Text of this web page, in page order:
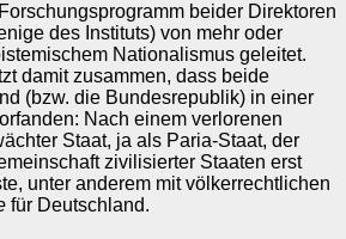
beider Direktoren
des Instituts) von mehr oder
Nationalismus geleitet.
damit zusammen, dass beide
(bzw. die Bundesrepublik) in einer
Nach einem verlorenen
Staat, ja als Paria-Staat, der
zivilisierter Staaten erst
unter anderem mit völkerrechtlichen
für Deutschland.